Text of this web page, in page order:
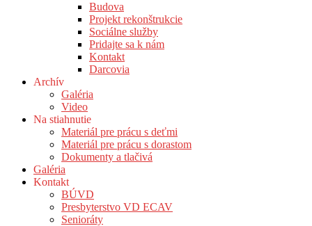
Budova
Projekt rekonštrukcie
Sociálne služby
Pridajte sa k nám
Kontakt
Darcovia
Archív
Galéria
Video
Na stiahnutie
Materiál pre prácu s deťmi
Materiál pre prácu s dorastom
Dokumenty a tlačivá
Galéria
Kontakt
BÚVD
Presbyterstvo VD ECAV
Senioráty